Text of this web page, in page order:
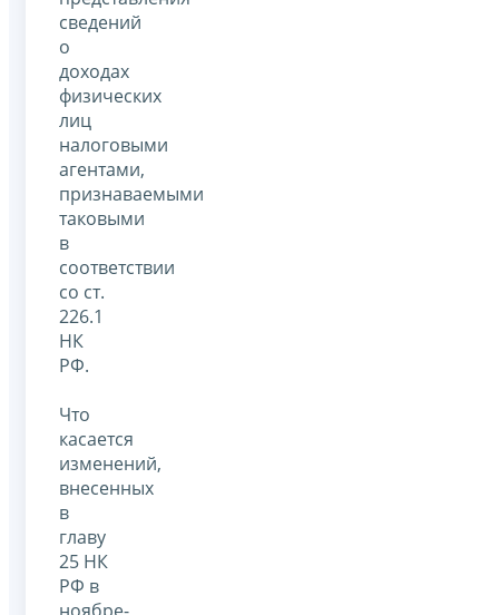
сведений
о
доходах
физических
лиц
налоговыми
агентами,
признаваемыми
таковыми
в
соответствии
со ст.
226.1
НК
РФ.
Что
касается
изменений,
внесенных
в
главу
25 НК
РФ в
ноябре-